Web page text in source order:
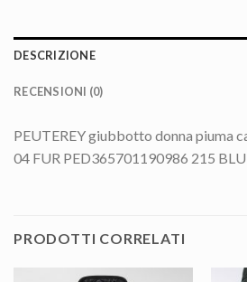
DESCRIZIONE
RECENSIONI (0)
PEUTEREY giubbotto donna piuma
04 FUR PED365701190986 215
PRODOTTI CORRELATI